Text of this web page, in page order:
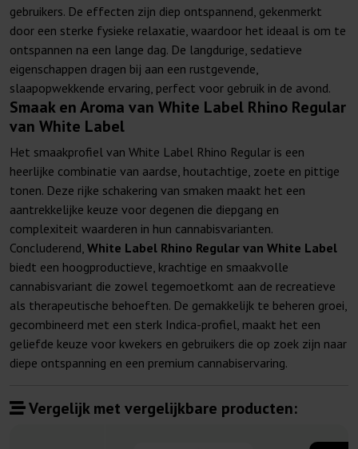
gebruikers. De effecten zijn diep ontspannend, gekenmerkt
door een sterke fysieke relaxatie, waardoor het ideaal is om te
ontspannen na een lange dag. De langdurige, sedatieve
eigenschappen dragen bij aan een rustgevende,
slaapopwekkende ervaring, perfect voor gebruik in de avond.
Smaak en Aroma van White Label Rhino Regular
van White Label
Het smaakprofiel van White Label Rhino Regular is een
heerlijke combinatie van aardse, houtachtige, zoete en pittige
tonen. Deze rijke schakering van smaken maakt het een
aantrekkelijke keuze voor degenen die diepgang en
complexiteit waarderen in hun cannabisvarianten.
Concluderend, White Label Rhino Regular van White Label
biedt een hoogproductieve, krachtige en smaakvolle
cannabisvariant die zowel tegemoetkomt aan de recreatieve
als therapeutische behoeften. De gemakkelijk te beheren groei,
gecombineerd met een sterk Indica-profiel, maakt het een
geliefde keuze voor kwekers en gebruikers die op zoek zijn naar
diepe ontspanning en een premium cannabiservaring.
Vergelijk met vergelijkbare producten: